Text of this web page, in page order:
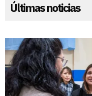
Últimas noticias